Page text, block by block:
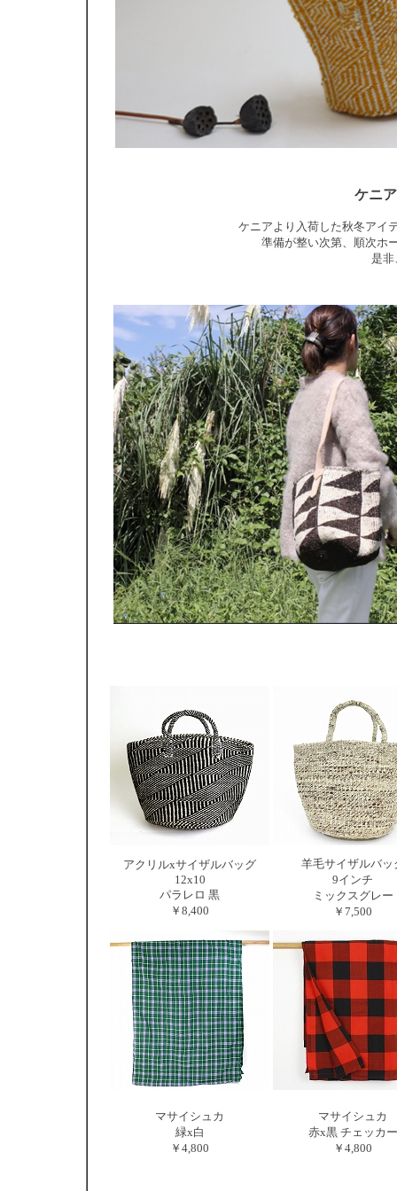
ケニ
ケニアより入荷した秋冬アイ
準備が整い次第、順次ホ
是非
アクリルxサイザルバッグ
12x10
パラレロ 黒
￥8,400
羊毛サイザルバッ
9インチ
ミックスグレー
￥7,500
マサイシュカ
緑x白
￥4,800
マサイシュカ
赤x黒 チェッカー
￥4,800